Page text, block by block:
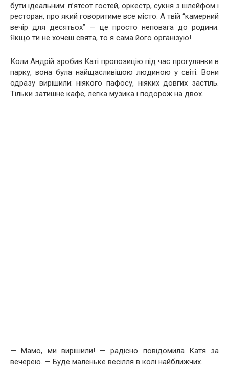
бути ідеальним: п’ятсот гостей, оркестр, сукня з шлейфом і
ресторан, про який говоритиме все місто. А твій “камерний
вечір для десятьох” — це просто неповага до родини.
Якщо ти не хочеш свята, то я сама його організую!
Коли Андрій зробив Каті пропозицію під час прогулянки в
парку, вона була найщасливішою людиною у світі. Вони
одразу вирішили: ніякого пафосу, ніяких довгих застіль.
Тільки затишне кафе, легка музика і подорож на двох.
— Мамо, ми вирішили! — радісно повідомила Катя за
вечерею. — Буде маленьке весілля в колі найближчих.